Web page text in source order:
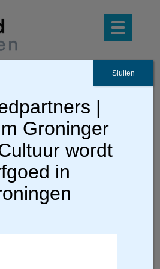
|
Groninger
wordt
in
Sluiten